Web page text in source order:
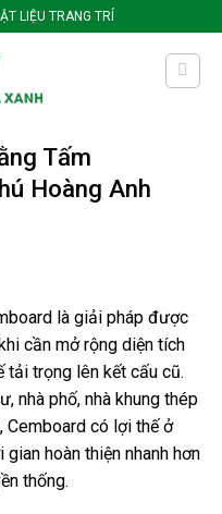
LIỆU TRANG TRÍ
Tấm
Hoàng Anh
là giải pháp được
cần mở rộng diện tích
tải trọng lên kết cấu cũ.
nhà phố, nhà khung thép
Cemboard có lợi thế ở
hoàn thiện nhanh hơn
thống.